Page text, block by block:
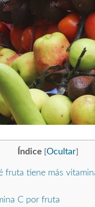
Índice [Ocultar]
fruta tiene más
C por fruta